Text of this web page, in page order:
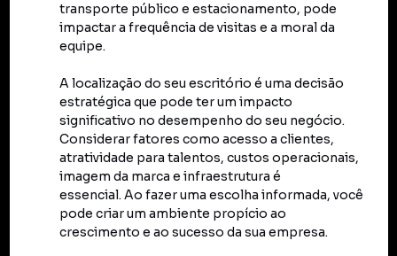
transporte público e estacionamento, pode
impactar a frequência de visitas e a moral da
equipe.
A localização do seu escritório é uma decisão
estratégica que pode ter um impacto
significativo no desempenho do seu negócio.
Considerar fatores como acesso a clientes,
atratividade para talentos, custos operacionais,
imagem da marca e infraestrutura é
essencial. Ao fazer uma escolha informada, você
pode criar um ambiente propício ao
crescimento e ao sucesso da sua empresa.